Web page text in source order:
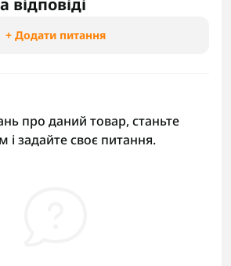
відповіді
+ Додати питання
про даний товар, станьте
і задайте своє питання.